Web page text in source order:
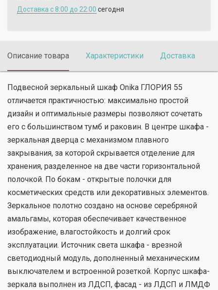
Доставка c 8:00 до 22:00 сегодня
Описание товара Характеристики Доставка
Подвесной зеркальный шкаф Onika ГЛОРИЯ 55
отличается практичностью: максимально простой
дизайн и оптимальные размеры позволяют сочетать
его с большинством тумб и раковин. В центре шкафа -
зеркальная дверца с механизмом плавного
закрывания, за которой скрывается отделение для
хранения, разделенное на две части горизонтальной
полочкой. По бокам - открытые полочки для
косметических средств или декоративных элементов.
Зеркальное полотно создано на основе серебряной
амальгамы, которая обеспечивает качественное
изображение, влагостойкость и долгий срок
эксплуатации. Источник света шкафа - врезной
светодиодный модуль, дополненный механическим
выключателем и встроенной розеткой. Корпус шкафа-
зеркала выполнен из ЛДСП, фасад - из ЛДСП и ЛМДФ